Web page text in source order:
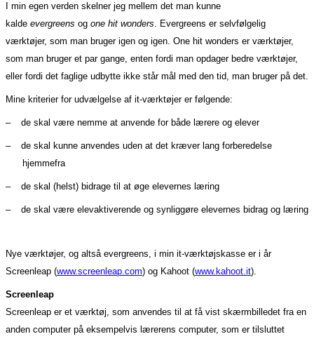
I min egen verden skelner jeg mellem det man kunne
kalde evergreens og one hit wonders. Evergreens er selvfølgelig
værktøjer, som man bruger igen og igen. One hit wonders er værktøjer,
som man bruger et par gange, enten fordi man opdager bedre værktøjer,
eller fordi det faglige udbytte ikke står mål med den tid, man bruger på det.
Mine kriterier for udvælgelse af it-værktøjer er følgende:
– de skal være nemme at anvende for både lærere og elever
–
de skal kunne anvendes uden at det kræver lang forberedelse
hjemmefra
– de skal (helst) bidrage til at øge elevernes læring
– de skal være elevaktiverende og synliggøre elevernes bidrag og læring
Nye værktøjer, og altså evergreens, i min it-værktøjskasse er i år
Screenleap (www.screenleap.com) og Kahoot (www.kahoot.it).
Screenleap
Screenleap er et værktøj, som anvendes til at få vist skærmbilledet fra en
anden computer på eksempelvis lærerens computer, som er tilsluttet